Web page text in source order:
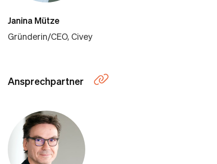
Janina Mütze
Gründerin/CEO, Civey
Ansprechpartner